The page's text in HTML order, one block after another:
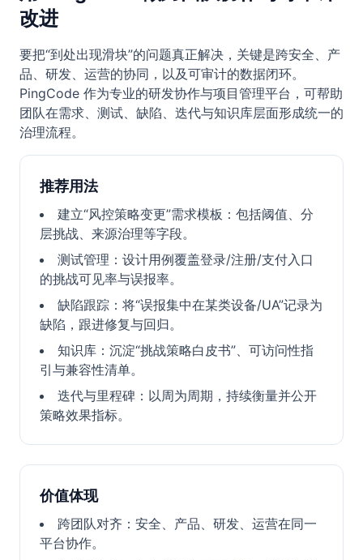
改进
要把“到处出现滑块”的问题真正解决，关键是跨安全、产
品、研发、运营的协同，以及可审计的数据闭环。
PingCode 作为专业的研发协作与项目管理平台，可帮助
团队在需求、测试、缺陷、迭代与知识库层面形成统一的
治理流程。
推荐用法
建立“风控策略变更”需求模板：包括阈值、分
层挑战、来源治理等字段。
测试管理：设计用例覆盖登录/注册/支付入口
的挑战可见率与误报率。
缺陷跟踪：将“误报集中在某类设备/UA”记录为
缺陷，跟进修复与回归。
知识库：沉淀“挑战策略白皮书”、可访问性指
引与兼容性清单。
迭代与里程碑：以周为周期，持续衡量并公开
策略效果指标。
价值体现
跨团队对齐：安全、产品、研发、运营在同一
平台协作。